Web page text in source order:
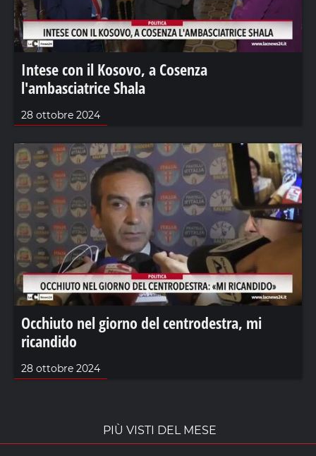
Intese con il Kosovo, a Cosenza
l'ambasciatrice Shala
28 ottobre 2024
Occhiuto nel giorno del centrodestra, mi
ricandido
28 ottobre 2024
PIÙ VISTI DEL MESE